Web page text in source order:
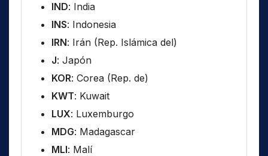
IND: India
INS: Indonesia
IRN: Irán (Rep. Islámica del)
J: Japón
KOR: Corea (Rep. de)
KWT: Kuwait
LUX: Luxemburgo
MDG: Madagascar
MLI: Malí